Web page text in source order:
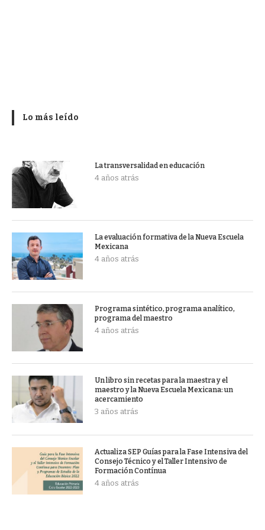
Lo más leído
La transversalidad en educación
4 años atrás
La evaluación formativa de la Nueva Escuela
Mexicana
4 años atrás
Programa sintético, programa analítico,
programa del maestro
4 años atrás
Un libro sin recetas para la maestra y el
maestro y la Nueva Escuela Mexicana: un
acercamiento
3 años atrás
Actualiza SEP Guías para la Fase Intensiva del
Consejo Técnico y el Taller Intensivo de
Formación Contínua
4 años atrás